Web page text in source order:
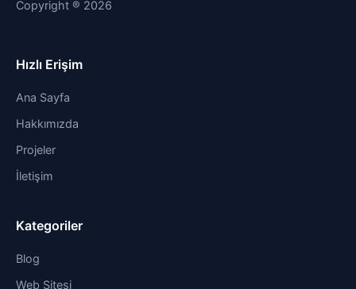
Copyright ® 2026
Hızlı Erişim
Ana Sayfa
Hakkımızda
Projeler
İletişim
Kategoriler
Blog
Web Sitesi